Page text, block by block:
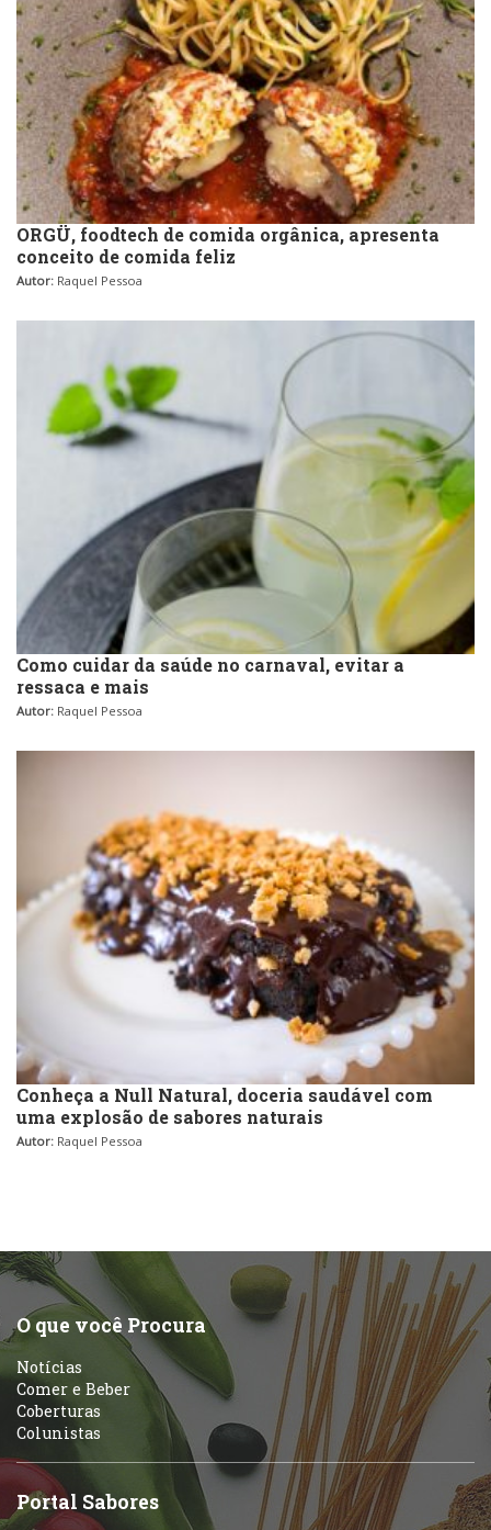
ORGÜ, foodtech de comida orgânica, apresenta
conceito de comida feliz
Autor: Raquel Pessoa
Como cuidar da saúde no carnaval, evitar a
ressaca e mais
Autor: Raquel Pessoa
Conheça a Null Natural, doceria saudável com
uma explosão de sabores naturais
Autor: Raquel Pessoa
O que você Procura
Notícias
Comer e Beber
Coberturas
Colunistas
Portal Sabores